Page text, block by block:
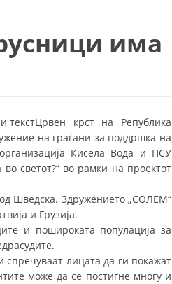
НА ДВИЖЕЊЕТО
ОРГАНИЗАЦИЈАТА
ТЕЛА
ЗА ЦКРМ
има
Црвен крст на Република
на граѓани за поддршка на
Кисела Вода и ПСУ
светот?“ во рамки на проектот
Шведска. Здружението „СОЛЕМ“
и Грузија.
и пошироката популација за
лицата да ги покажат
може да се постигне многу и